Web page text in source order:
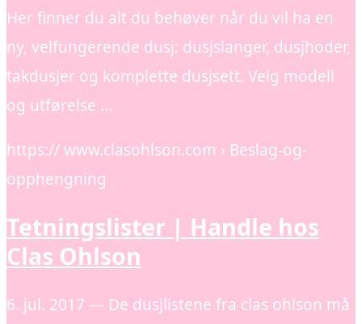
Her finner du alt du behøver når du vil ha en
ny, velfungerende dusj: dusjslanger, dusjhoder,
takdusjer og komplette dusjsett. Velg modell
og utførelse …
https:// www.clasohlson.com › Beslag-og-
opphengning
Tetningslister | Handle hos
Clas Ohlson
6. jul. 2017 — De dusjlistene fra clas ohlson må